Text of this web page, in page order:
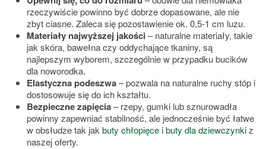
rzeczywiście powinno być dobrze dopasowane, ale nie
zbyt ciasne. Zaleca się pozostawienie ok. 0,5-1 cm luzu.
Materiały najwyższej jakości – naturalne materiały, takie
jak skóra, bawełna czy oddychające tkaniny, są
najlepszym wyborem, szczególnie w przypadku bucików
dla noworodka.
Elastyczna podeszwa– pozwala na naturalne ruchy stóp i
dostosowuje się do ich kształtu.
Bezpieczne zapięcia– rzepy, gumki lub sznurowadła
powinny zapewniać stabilność, ale jednocześnie być łatwe
w obsłudze tak jak buty chłopięce ibuty dla dziewczynkiz
naszej oferty.